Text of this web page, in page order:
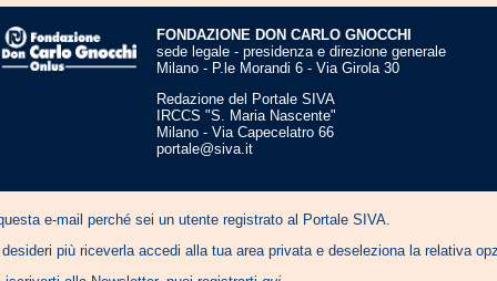
FONDAZIONE DON CARLO GNOCCHI
sede legale - presidenza e direzione generale
Milano - P.le Morandi 6 - Via Girola 30
Redazione del Portale SIVA
IRCCS "S. Maria Nascente"
Milano - Via Capecelatro 66
portale@siva.it
e-mail perché sei un utente registrato al Portale SIVA.
più riceverla accedi alla tua area privata e deseleziona la relativa